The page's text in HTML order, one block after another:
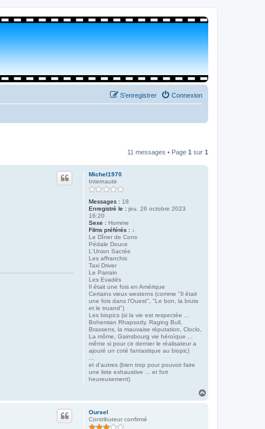
Connexion
S’enregistrer
11 messages • Page 1 sur 1
Michel1970
Internaute
Messages : 18
Enregistré le : jeu. 26 octobre 2023
16:20
Sexe : Homme
Films préférés : ↓
Le Dîner de Cons
Pédale Douce
L'Union Sacrée
Les affranchis
Taxi Driver
Le Parrain
Les Evadés
Il était une fois en Amérique
Certains vieux westerns (comme "Il était
une fois dans l'Ouest", "Le bon, la brute
et le truand")
Les biopics (si la vie est respectée ...
Bohemian Rhapsody, Raging Bull,
Brassens, la mauvaise réputation, Cloclo,
La môme, Gainsbourg vie héroïque ...
même si pour ce dernier le réalisateur a
ajouté un coté fantastique au biopic)
et d'autres (bien trop pour pouvoir faire
une liste exhaustive ... et fort
heureusement)
Oursel
Contributeur confirmé